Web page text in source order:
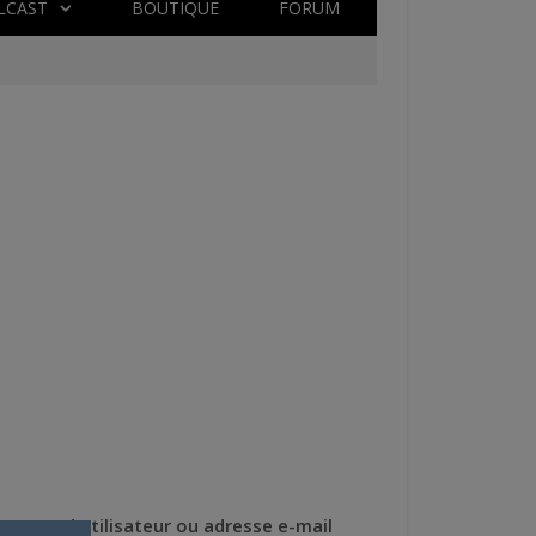
BOUTIQUE FORUM
Nom d'utilisateur ou adresse e-mail